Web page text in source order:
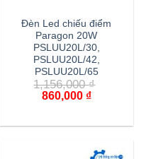
Đèn Led chiếu điểm
Paragon 20W
PSLUU20L/30,
PSLUU20L/42,
PSLUU20L/65
1,156,000₫
Giá
1,156,000 ₫.
860,000 ₫Giá
là: